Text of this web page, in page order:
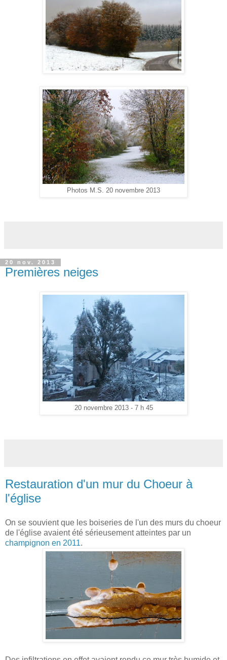
Photos M.S. 20 novembre 2013
20 nov. 2013
Premières neiges
20 novembre 2013 - 7 h 45
Restauration d'un mur du Choeur à
l'église
On se souvient que les boiseries de l'un des murs du choeur
de l'église avaient été sérieusement atteintes par un
champignon en 2011.